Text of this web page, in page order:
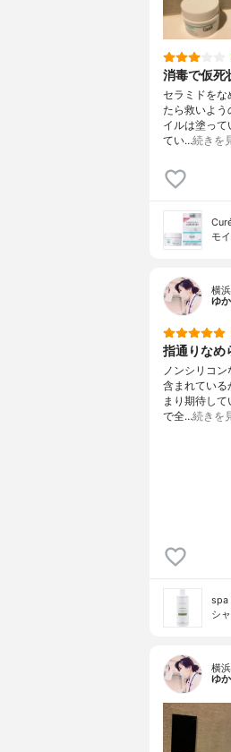
消毒で仮死
セラミドをな
たら救いよう
イルは塗って
てい…続きを
モ
横
ゆ
指通りなめ
ノンシリコ
含まれている
まり期待し
で全…続きを
spa
シ
横
ゆ